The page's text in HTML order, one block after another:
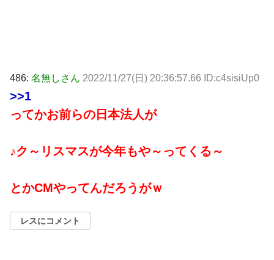
486: 名無しさん 2022/11/27(日) 20:36:57.66 ID:c4sisiUp0
>>1
ってかお前らの日本法人が
♪ク～リスマスが今年もや～ってくる～
とかCMやってんだろうがｗ
レスにコメント